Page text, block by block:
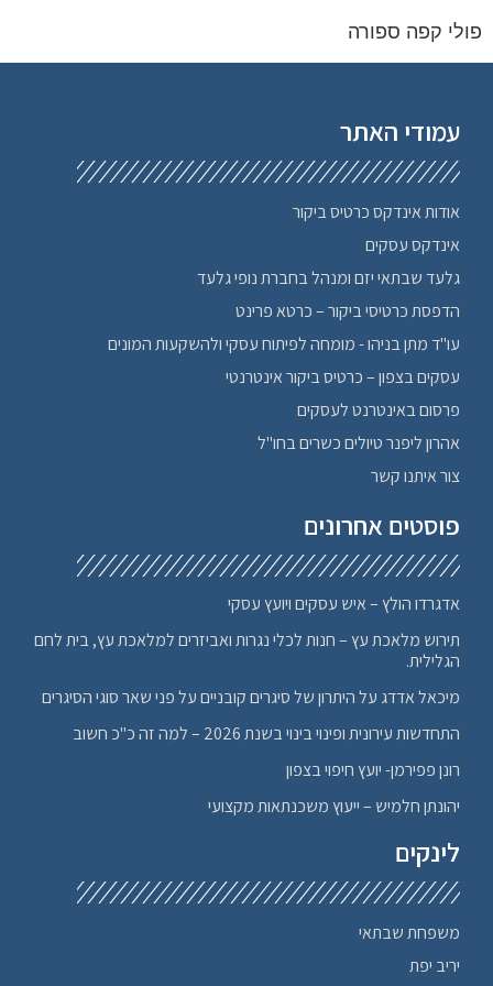
פולי קפה ספורה
עמודי האתר
אודות אינדקס כרטיס ביקור
אינדקס עסקים
גלעד שבתאי יזם ומנהל בחברת נופי גלעד
הדפסת כרטיסי ביקור – כרטא פרינט
עו"ד מתן בניהו - מומחה לפיתוח עסקי ולהשקעות המונים
עסקים בצפון – כרטיס ביקור אינטרנטי
פרסום באינטרנט לעסקים
אהרון ליפנר טיולים כשרים בחו"ל
צור איתנו קשר
פוסטים אחרונים
אדגרדו הולץ – איש עסקים ויועץ עסקי
תירוש מלאכת עץ – חנות לכלי נגרות ואביזרים למלאכת עץ, בית לחם
הגלילית.
מיכאל אדדג על היתרון של סיגרים קובניים על פני שאר סוגי הסיגרים
התחדשות עירונית ופינוי בינוי בשנת 2026 – למה זה כ"כ חשוב
רונן פפירמן- יועץ חיפוי בצפון
יהונתן חלמיש – ייעוץ משכנתאות מקצועי
לינקים
משפחת שבתאי
יריב יפת